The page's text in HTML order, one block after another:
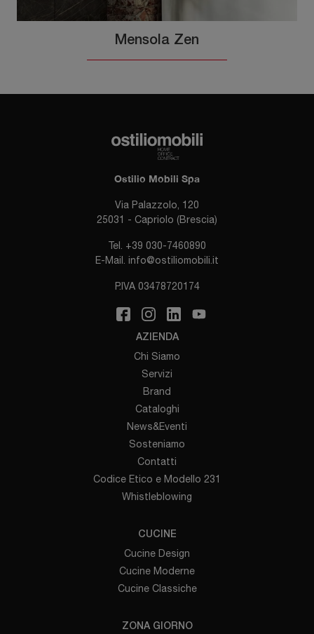
Mensola Zen
Ostilio Mobili Spa
Via Palazzolo, 120
25031 - Capriolo (Brescia)
Tel. +39 030-7460890
E-Mail. info@ostiliomobili.it
P.IVA 03478720174
AZIENDA
Chi Siamo
Servizi
Brand
Cataloghi
News&Eventi
Sosteniamo
Contatti
Codice Etico e Modello 231
Whistleblowing
CUCINE
Cucine Design
Cucine Moderne
Cucine Classiche
ZONA GIORNO